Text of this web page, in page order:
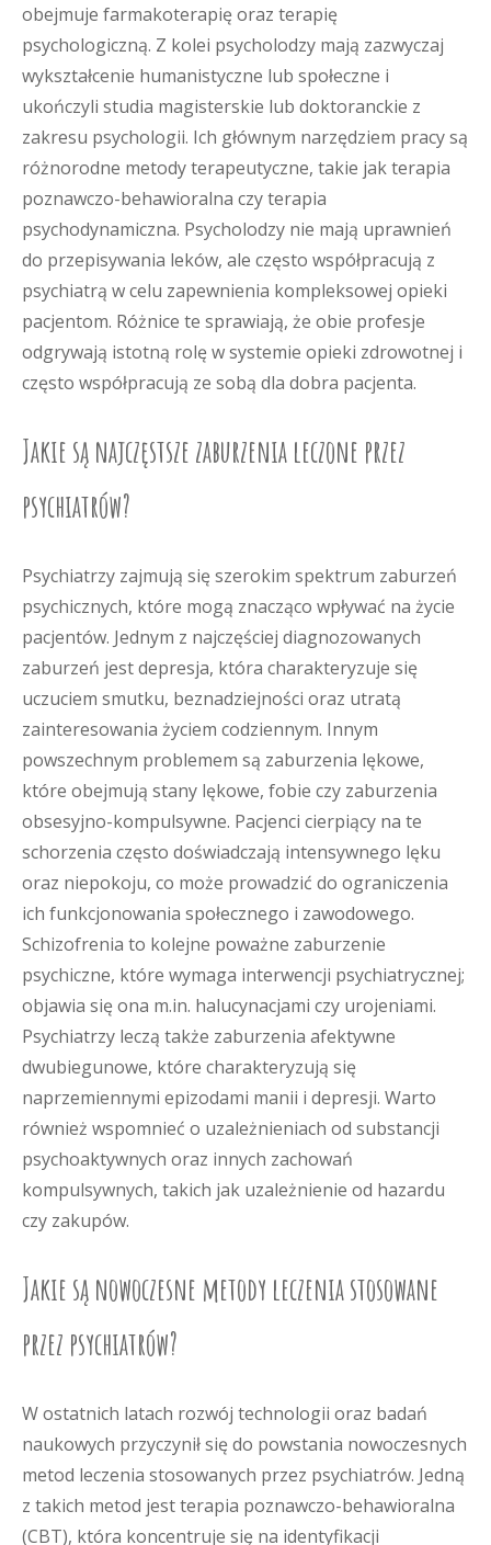
obejmuje farmakoterapię oraz terapię
psychologiczną. Z kolei psycholodzy mają zazwyczaj
wykształcenie humanistyczne lub społeczne i
ukończyli studia magisterskie lub doktoranckie z
zakresu psychologii. Ich głównym narzędziem pracy są
różnorodne metody terapeutyczne, takie jak terapia
poznawczo-behawioralna czy terapia
psychodynamiczna. Psycholodzy nie mają uprawnień
do przepisywania leków, ale często współpracują z
psychiatrą w celu zapewnienia kompleksowej opieki
pacjentom. Różnice te sprawiają, że obie profesje
odgrywają istotną rolę w systemie opieki zdrowotnej i
często współpracują ze sobą dla dobra pacjenta.
Jakie są najczęstsze zaburzenia leczone przez
psychiatrów?
Psychiatrzy zajmują się szerokim spektrum zaburzeń
psychicznych, które mogą znacząco wpływać na życie
pacjentów. Jednym z najczęściej diagnozowanych
zaburzeń jest depresja, która charakteryzuje się
uczuciem smutku, beznadziejności oraz utratą
zainteresowania życiem codziennym. Innym
powszechnym problemem są zaburzenia lękowe,
które obejmują stany lękowe, fobie czy zaburzenia
obsesyjno-kompulsywne. Pacjenci cierpiący na te
schorzenia często doświadczają intensywnego lęku
oraz niepokoju, co może prowadzić do ograniczenia
ich funkcjonowania społecznego i zawodowego.
Schizofrenia to kolejne poważne zaburzenie
psychiczne, które wymaga interwencji psychiatrycznej;
objawia się ona m.in. halucynacjami czy urojeniami.
Psychiatrzy leczą także zaburzenia afektywne
dwubiegunowe, które charakteryzują się
naprzemiennymi epizodami manii i depresji. Warto
również wspomnieć o uzależnieniach od substancji
psychoaktywnych oraz innych zachowań
kompulsywnych, takich jak uzależnienie od hazardu
czy zakupów.
Jakie są nowoczesne metody leczenia stosowane
przez psychiatrów?
W ostatnich latach rozwój technologii oraz badań
naukowych przyczynił się do powstania nowoczesnych
metod leczenia stosowanych przez psychiatrów. Jedną
z takich metod jest terapia poznawczo-behawioralna
(CBT), która koncentruje się na identyfikacji